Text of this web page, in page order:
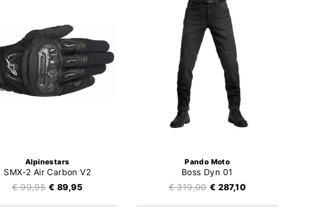
Alpinestars
SMX-2 Air Carbon V2
€ 99,95 € 89,95
Pando Moto
Boss Dyn 01
€ 319,00 € 287,10